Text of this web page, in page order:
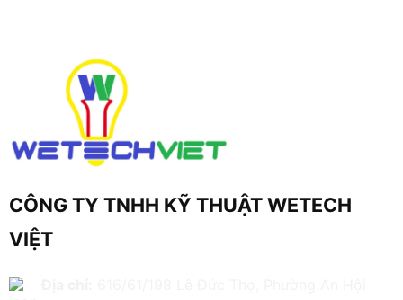
CÔNG TY TNHH KỸ THUẬT WETECH
VIỆT